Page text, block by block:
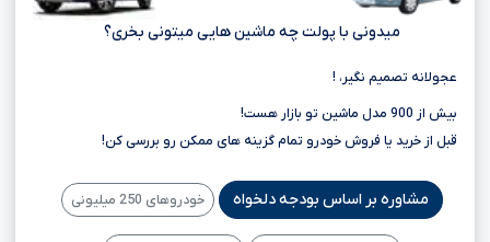
میدونی با پولت چه ماشین هایی میتونی بخری؟
عجولانه تصمیم نگیر، !
بیش از 900 مدل ماشین تو بازار هست!
قبل از خرید یا فروش خودرو تمام گزینه های ممکن رو بررسی کن!
مشاوره بر اساس بودجه دلخواه خودروهای 250 میلیونی